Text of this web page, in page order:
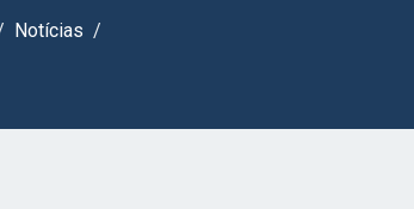
Notícias